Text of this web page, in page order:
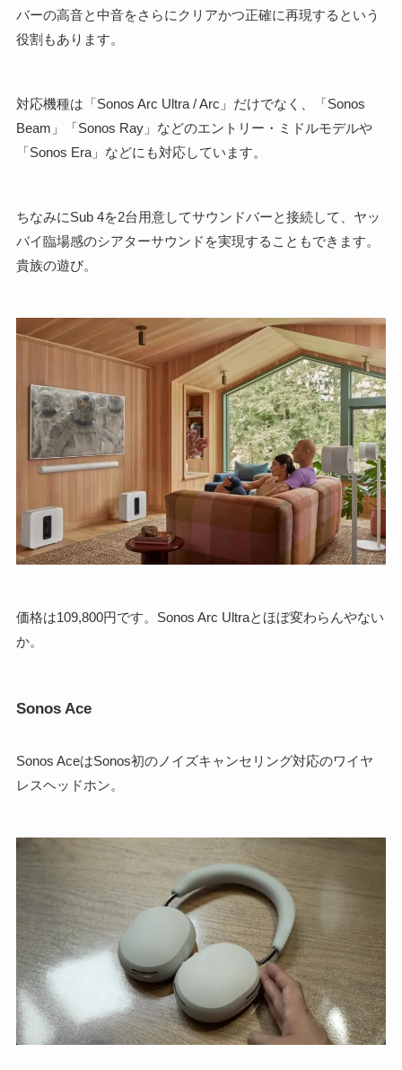
バーの高音と中音をさらにクリアかつ正確に再現するという
役割もあります。
対応機種は「Sonos Arc Ultra / Arc」だけでなく、「Sonos
Beam」「Sonos Ray」などのエントリー・ミドルモデルや
「Sonos Era」などにも対応しています。
ちなみにSub 4を2台用意してサウンドバーと接続して、ヤッ
バイ臨場感のシアターサウンドを実現することもできます。
貴族の遊び。
価格は109,800円です。Sonos Arc Ultraとほぼ変わらんやない
か。
Sonos Ace
Sonos AceはSonos初のノイズキャンセリング対応のワイヤ
レスヘッドホン。